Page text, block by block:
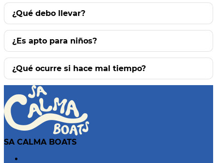
¿Qué debo llevar?
¿Es apto para niños?
¿Qué ocurre si hace mal tiempo?
SA CALMA BOATS